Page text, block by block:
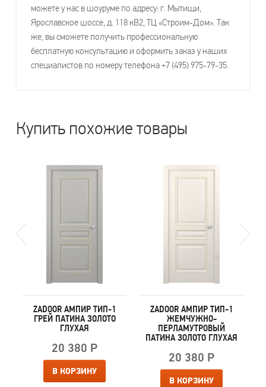
можете у нас в шоуруме по адресу: г. Мытищи,
Ярославское шоссе, д. 118 кВ2, ТЦ «Строим-Дом». Так
же, вы сможете получить профессиональную
бесплатную консультацию и оформить заказ у наших
специалистов по номеру телефона +7 (495) 975-79-35.
Купить похожие товары
ZADOOR АМПИР ТИП-1
ГРЕЙ ПАТИНА ЗОЛОТО
ГЛУХАЯ
20 380 Р
В КОРЗИНУ
ZADOOR АМПИР ТИП-1
ЖЕМЧУЖНО-
ПЕРЛАМУТРОВЫЙ
ПАТИНА ЗОЛОТО ГЛУХАЯ
20 380 Р
В КОРЗИНУ